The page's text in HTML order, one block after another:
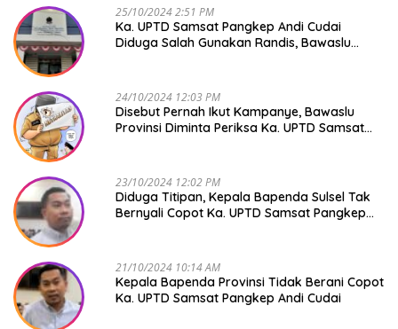
25/10/2024 2:51 PM
Ka. UPTD Samsat Pangkep Andi Cudai
Diduga Salah Gunakan Randis, Bawaslu
24/10/2024 12:03 PM
Disebut Pernah Ikut Kampanye, Bawaslu
Provinsi Diminta Periksa Ka. UPTD Samsat
23/10/2024 12:02 PM
Diduga Titipan, Kepala Bapenda Sulsel Tak
Bernyali Copot Ka. UPTD Samsat Pangkep
21/10/2024 10:14 AM
Kepala Bapenda Provinsi Tidak Berani Copot
Ka. UPTD Samsat Pangkep Andi Cudai